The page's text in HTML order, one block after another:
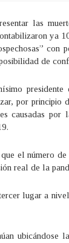
las
ya
con
de
presidente
por principio
causadas por
el número
real de la
lugar a
ubicándose